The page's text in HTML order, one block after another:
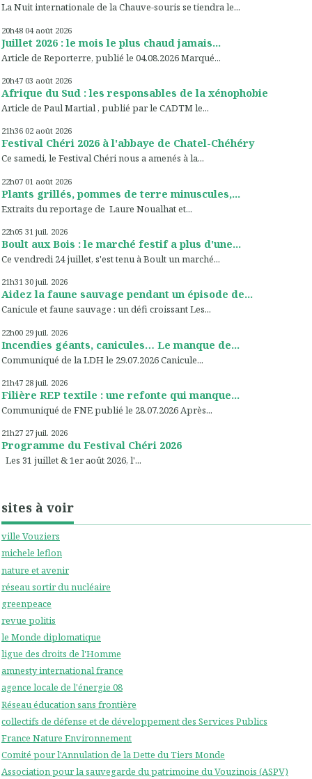
La Nuit internationale de la Chauve-souris se tiendra le...
20h48 04 août 2026
Juillet 2026 : le mois le plus chaud jamais...
Article de Reporterre, publié le 04.08.2026 Marqué...
20h47 03 août 2026
Afrique du Sud : les responsables de la xénophobie
Article de Paul Martial , publié par le CADTM le...
21h36 02 août 2026
Festival Chéri 2026 à l'abbaye de Chatel-Chéhéry
Ce samedi, le Festival Chéri nous a amenés à la...
22h07 01 août 2026
Plants grillés, pommes de terre minuscules,...
Extraits du reportage de Laure Noualhat et...
22h05 31 juil. 2026
Boult aux Bois : le marché festif a plus d'une...
Ce vendredi 24 juillet, s'est tenu à Boult un marché...
21h31 30 juil. 2026
Aidez la faune sauvage pendant un épisode de...
Canicule et faune sauvage : un défi croissant Les...
22h00 29 juil. 2026
Incendies géants, canicules… Le manque de...
Communiqué de la LDH le 29.07.2026 Canicule...
21h47 28 juil. 2026
Filière REP textile : une refonte qui manque...
Communiqué de FNE publié le 28.07.2026 Après...
21h27 27 juil. 2026
Programme du Festival Chéri 2026
Les 31 juillet & 1er août 2026, l'...
sites à voir
ville Vouziers
michele leflon
nature et avenir
réseau sortir du nucléaire
greenpeace
revue politis
le Monde diplomatique
ligue des droits de l'Homme
amnesty international france
agence locale de l'énergie 08
Réseau éducation sans frontière
collectifs de défense et de développement des Services Publics
France Nature Environnement
Comité pour l'Annulation de la Dette du Tiers Monde
Association pour la sauvegarde du patrimoine du Vouzinois (ASPV)